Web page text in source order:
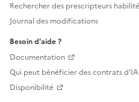
Rechercher des prescripteurs
Journal des modifications
Besoin d'aide ?
Documentation
Qui peut bénéficier des contrats
Disponibilité